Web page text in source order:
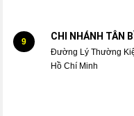
9 CHI NHÁNH TÂN
Đường Lý Thường
Hồ Chí Minh